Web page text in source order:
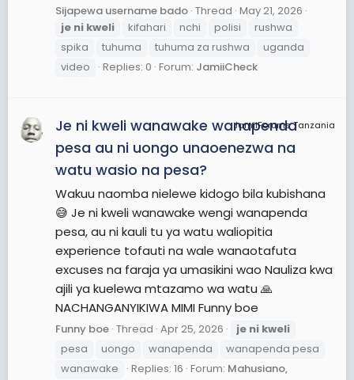
Sijapewa username bado Thread May 21, 2026
je ni kweli kifahari nchi polisi
rushwa
spika
tuhuma tuhuma za rushwa
uganda
video
Replies: 0 Forum: JamiiCheck
JamiiForums Tanzania
Je ni kweli wanawake wanapenda
pesa au ni uongo unaoenezwa na
watu wasio na pesa?
Wakuu naomba nielewe kidogo bila kubishana
😅 Je ni kweli wanawake wengi wanapenda
pesa, au ni kauli tu ya watu waliopitia
experience tofauti na wale wanaotafuta
excuses na faraja ya umasikini wao Nauliza kwa
ajili ya kuelewa mtazamo wa watu 🙏
NACHANGANYIKIWA MIMI Funny boe
Funny boe Thread Apr 25, 2026 je ni kweli
pesa
uongo wanapenda
wanapenda pesa
wanawake
Replies: 16 Forum: Mahusiano,